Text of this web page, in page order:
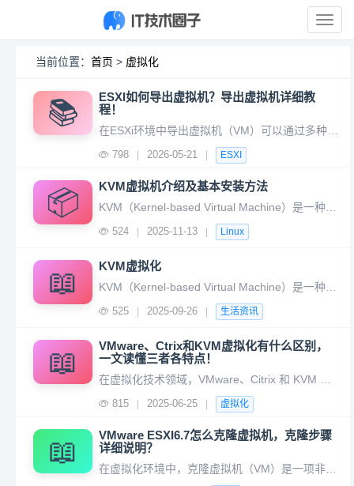
展
开
当前位置： 首页 > 虚拟化
📚
ESXI如何导出虚拟机？导出虚拟机详细教
程！
798 2026-05-21 ESXI
📦 KVM虚拟机介绍及基本安装方法
524 2025-11-13 Linux
📖 KVM虚拟化
525 2025-09-26 生活资讯
📖
VMware、Ctrix和KVM虚拟化有什么区别，
一文读懂三者各特点！
815 2025-06-25 虚拟化
📖
VMware ESXI6.7怎么克隆虚拟机，克隆步骤
详细说明？